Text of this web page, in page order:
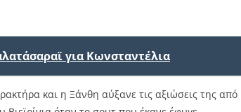
για Κωνσταντέλια
και η Ξάνθη αύξανε τις αξιώσεις της από